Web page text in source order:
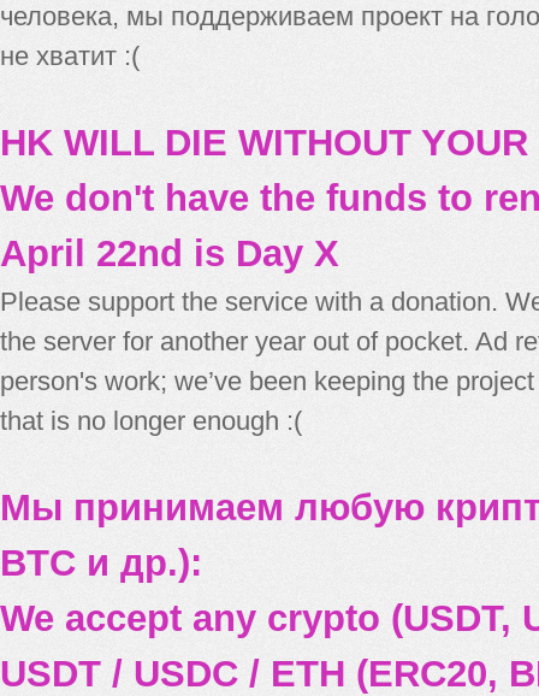
человека, мы поддерживаем проект на
не хватит :(
HK WILL DIE WITHOUT
We don't have the funds to
April 22nd is Day X
Please support the service with a donation.
the server for another year out of pocket. Ad
person's work; we’ve been keeping the
that is no longer enough :(
Мы принимаем любую
BTC и др.):
We accept any crypto (USDT,
USDT / USDC / ETH (ERC20,